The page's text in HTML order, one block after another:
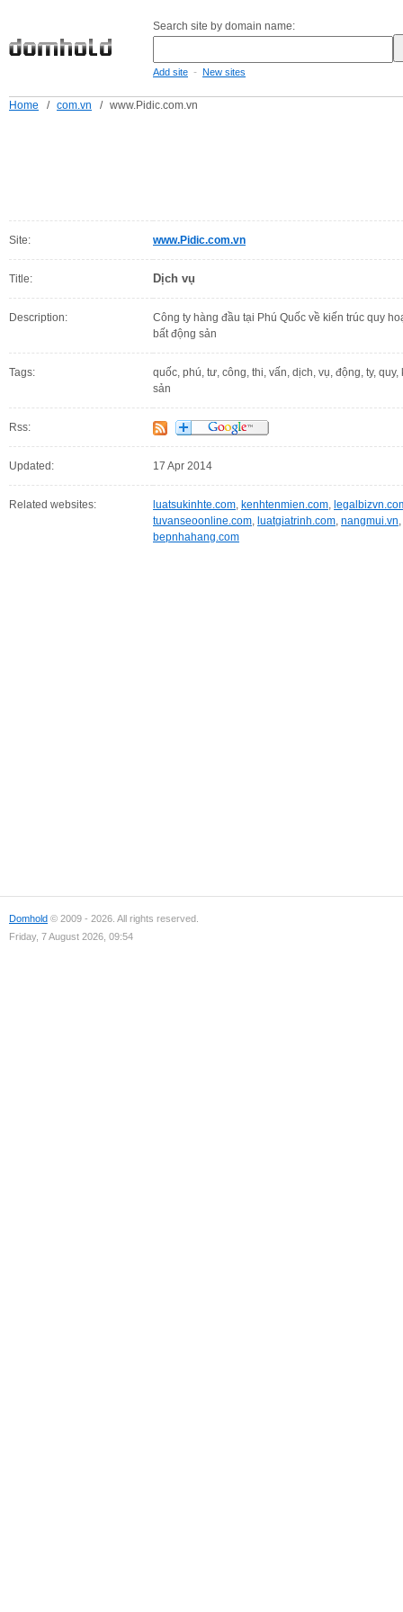
Search site by domain name:
Add site - New sites
Home / com.vn / www.Pidic.com.vn
Site: www.Pidic.com.vn
Title: Dịch vụ
Description:
Công ty hàng đầu tại Phú Quốc về kiến trúc quy
bất động sản
Tags:
quốc, phú, tư, công, thi, vấn, dịch, vụ, động, ty,
sản
Rss:
Updated: 17 Apr 2014
Related websites: luatsukinhte.com, kenhtenmien.com,
tuvanseoonline.com, luatgiatrinh.com, nangmui.vn,
bepnhahang.com
Domhold © 2009 - 2026. All rights reserved.
Friday, 7 August 2026, 09:54